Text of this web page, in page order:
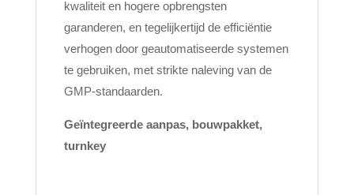
kwaliteit en hogere opbrengsten
garanderen, en tegelijkertijd de efficiëntie
verhogen door geautomatiseerde systemen
te gebruiken, met strikte naleving van de
GMP-standaarden.
Geïntegreerde aanpas, bouwpakket,
turnkey